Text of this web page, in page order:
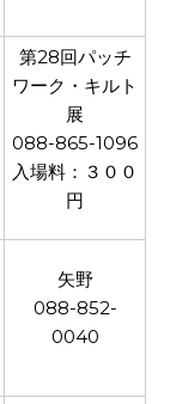
第28回パッチ
ワーク・キルト
展
088-865-1096
入場料：３００
円
矢野
088-852-
0040